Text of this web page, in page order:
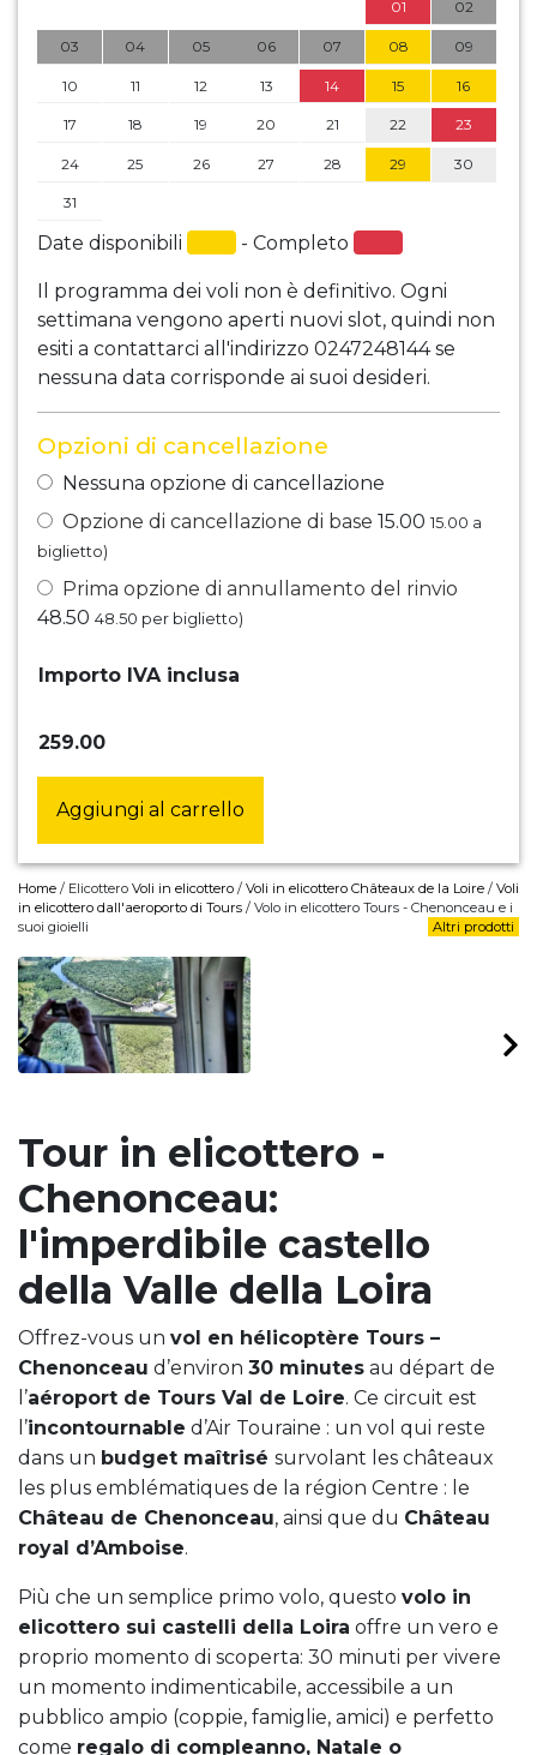
01 02
03 04 05 06 07 08 09
10 11 12 13 14 15 16
17 18 19 20 21 22 23
24 25 26 27 28 29 30
31
Date disponibili - Completo
Il programma dei voli non è definitivo. Ogni
settimana vengono aperti nuovi slot, quindi non
esiti a contattarci all'indirizzo 0247248144 se
nessuna data corrisponde ai suoi desideri.
Opzioni di cancellazione
Nessuna opzione di cancellazione
Opzione di cancellazione di base 15.00 15.00 a
biglietto)
Prima opzione di annullamento del rinvio
48.50 48.50 per biglietto)
Importo IVA inclusa
259.00
Aggiungi al carrello
Home / Elicottero Voli in elicottero / Voli in elicottero Châteaux de la Loire / Voli
in elicottero dall'aeroporto di Tours / Volo in elicottero Tours - Chenonceau e i
suoi gioielli
Altri prodotti
Tour in elicottero -
Chenonceau:
l'imperdibile castello
della Valle della Loira
Offrez-vous un vol en hélicoptère Tours –
Chenonceau d’environ 30 minutes au départ de
l’aéroport de Tours Val de Loire. Ce circuit est
l’incontournable d’Air Touraine : un vol qui reste
dans un budget maîtrisé survolant les châteaux
les plus emblématiques de la région Centre : le
Château de Chenonceau, ainsi que du Château
royal d’Amboise.
Più che un semplice primo volo, questo volo in
elicottero sui castelli della Loira offre un vero e
proprio momento di scoperta: 30 minuti per vivere
un momento indimenticabile, accessibile a un
pubblico ampio (coppie, famiglie, amici) e perfetto
come regalo di compleanno, Natale o